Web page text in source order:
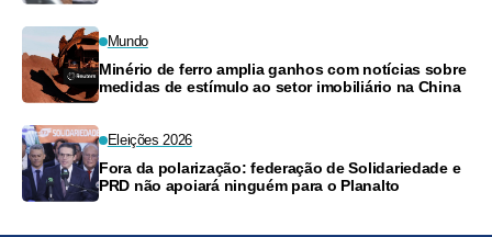
Mundo
Minério de ferro amplia ganhos com notícias sobre
medidas de estímulo ao setor imobiliário na China
Eleições 2026
Fora da polarização: federação de Solidariedade e
PRD não apoiará ninguém para o Planalto